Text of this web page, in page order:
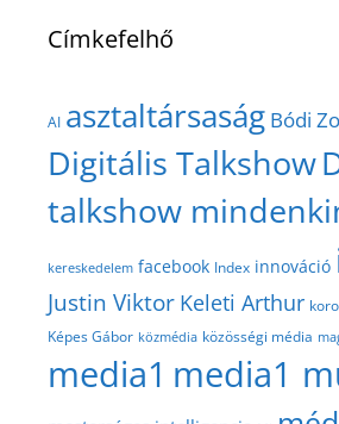
Címkefelhő
AI asztaltársaság Bódi
Digitális Talkshow
talkshow
kereskedelem facebook Index innováció
Justin Viktor Keleti Arthur
Képes Gábor közmédia közösségi média
media1 media1